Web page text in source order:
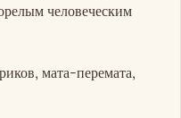
человеческим
мата-перемата,